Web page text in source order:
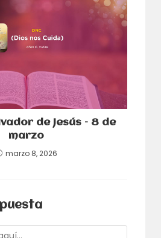
de Jesús – 8 de
marzo
marzo 8, 2026